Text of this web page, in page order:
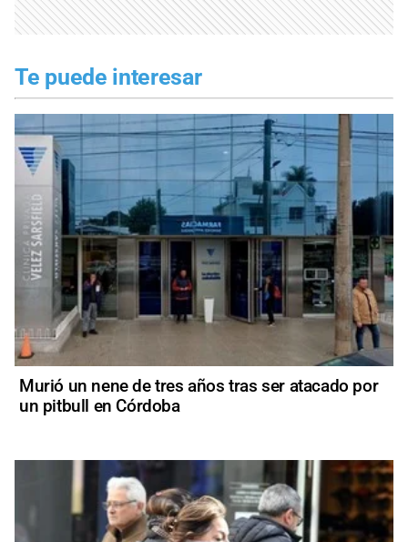
Te puede interesar
Murió un nene de tres años tras ser atacado por
un pitbull en Córdoba